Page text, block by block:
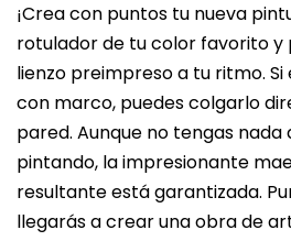
¡Crea con puntos tu nueva
rotulador de tu color favorito y
lienzo preimpreso a tu ritmo. Si
con marco, puedes colgarlo
pared. Aunque no tengas nada
pintando, la impresionante
resultante está garantizada.
llegarás a crear una obra de
media
del
producto
es
de
0,0
sobre
5